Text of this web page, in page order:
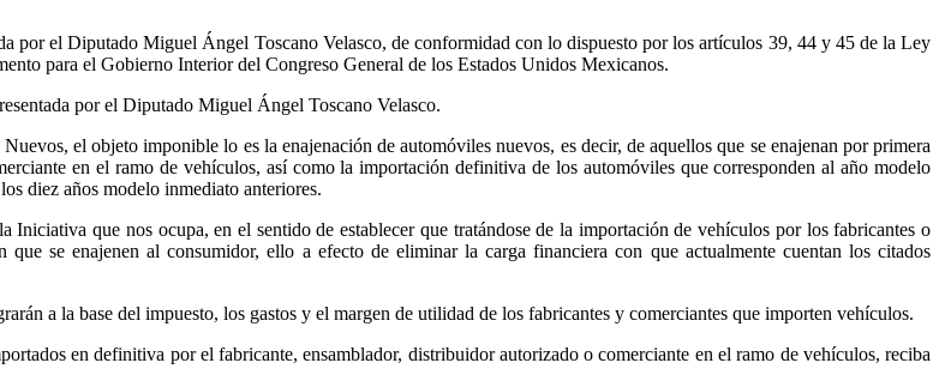
por el Diputado Miguel Ángel Toscano Velasco, de conformidad con lo dispuesto por los artículos 39, 44 y 45 de la Ley
para el Gobierno Interior del Congreso General de los Estados Unidos Mexicanos.
por el Diputado Miguel Ángel Toscano Velasco.
el objeto imponible lo es la enajenación de automóviles nuevos, es decir, de aquellos que se enajenan por primera
en el ramo de vehículos, así como la importación definitiva de los automóviles que corresponden al año modelo
diez años modelo inmediato anteriores.
que nos ocupa, en el sentido de establecer que tratándose de la importación de vehículos por los fabricantes o
se enajenen al consumidor, ello a efecto de eliminar la carga financiera con que actualmente cuentan los citados
a la base del impuesto, los gastos y el margen de utilidad de los fabricantes y comerciantes que importen vehículos.
en definitiva por el fabricante, ensamblador, distribuidor autorizado o comerciante en el ramo de vehículos, reciba